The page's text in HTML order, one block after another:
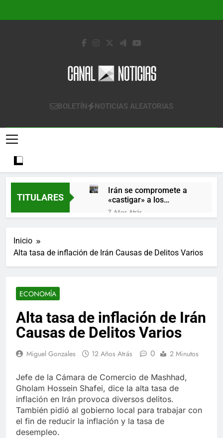
Canal Noticias
Canal Noticias
BOLETÍN NOTICIAS ALEATORIAS
TITULARES
Irán se compromete a
«castigar» a los
responsables de
derribar un avión
7 Años Atrás
diciembre
Los últimos paquetes
especiales Hush Socks
7 Años Atrás
La familia Kennedy
entierra a otro
Cápsulas Ultra Max
Especiales en México,
Chile, Argentina,
Colombia, Perú ,
Ecuador, Costa Rica y
Más
7 Años Atrás
Veona Skin Care
Crema Precios –
Descuentos Masivos
en Línea
7 Años Atrás
Pharma Flex RX en
Inicio
Alta tasa de inflación de Irán Causas de Delitos Varios
ECONOMÍA
Alta tasa de inflación de Irán
Causas de Delitos Varios
Miguel Gonzales 12 Años Atrás 0 2 Minutos
Jefe de la Cámara de Comercio de Mashhad,
Gholam Hossein Shafei, dice la alta tasa de
inflación en Irán provoca diversos delitos.
También pidió al gobierno local para trabajar con
el fin de reducir la inflación y la tasa de
desempleo.